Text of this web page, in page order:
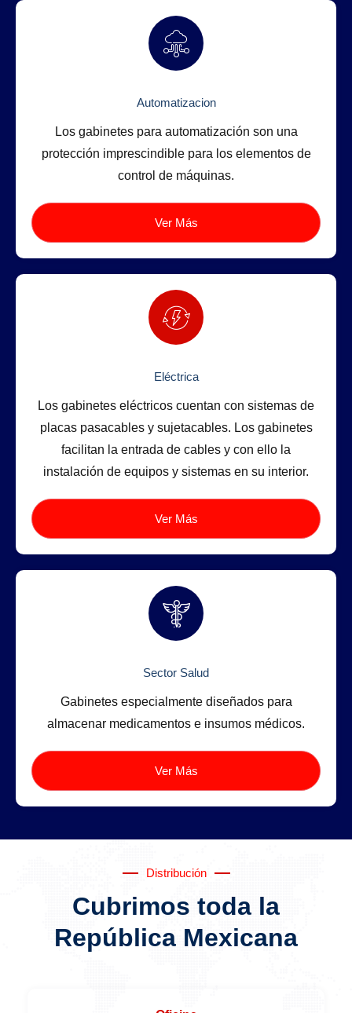
Automatizacion
Los gabinetes para automatización son una
protección imprescindible para los elementos de
control de máquinas.
Ver Más
Eléctrica
Los gabinetes eléctricos cuentan con sistemas de
placas pasacables y sujetacables. Los gabinetes
facilitan la entrada de cables y con ello la
instalación de equipos y sistemas en su interior.
Ver Más
Sector Salud
Gabinetes especialmente diseñados para
almacenar medicamentos e insumos médicos.
Ver Más
Distribución
Cubrimos toda la
República Mexicana